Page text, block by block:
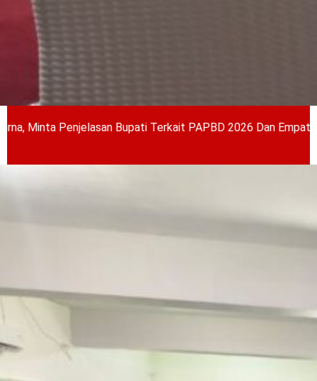
Bupati Terkait PAPBD 2026 Dan Empat Ranperda